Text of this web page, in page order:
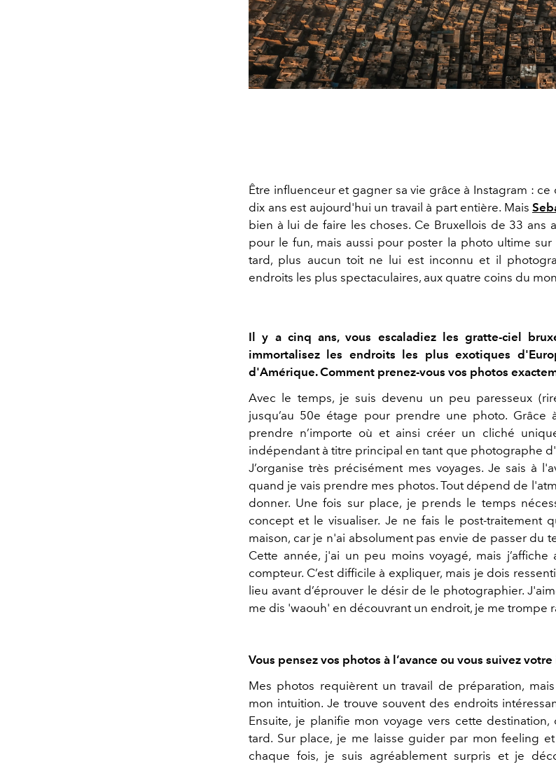
Être influenceur et gagner sa vie grâce à Instagram :
dix ans est aujourd'hui un travail à part entière. Mais
bien à lui de faire les choses. Ce Bruxellois de 33 ans
pour le fun, mais aussi pour poster la photo ultime sur
tard, plus aucun toit ne lui est inconnu et il
endroits les plus spectaculaires, aux quatre coins du
Il y a cinq ans, vous escaladiez les gratte-ciel
immortalisez les endroits les plus exotiques
d'Amérique. Comment prenez-vous vos photos
Avec le temps, je suis devenu un peu paresseux
jusqu’au 50e étage pour prendre une photo. Grâce
prendre n’importe où et ainsi créer un cliché
indépendant à titre principal en tant que photographe
J’organise très précisément mes voyages. Je sais à
quand je vais prendre mes photos. Tout dépend de
donner. Une fois sur place, je prends le temps
concept et le visualiser. Je ne fais le post-traitement
maison, car je n'ai absolument pas envie de passer du
Cette année, j'ai un peu moins voyagé, mais j’affiche
compteur. C’est difficile à expliquer, mais je dois
lieu avant d’éprouver le désir de le photographier.
me dis 'waouh' en découvrant un endroit, je me trompe
Vous pensez vos photos à l’avance ou vous suivez
Mes photos requièrent un travail de préparation,
mon intuition. Je trouve souvent des endroits
Ensuite, je planifie mon voyage vers cette
tard. Sur place, je me laisse guider par mon feeling
chaque fois, je suis agréablement surpris et je